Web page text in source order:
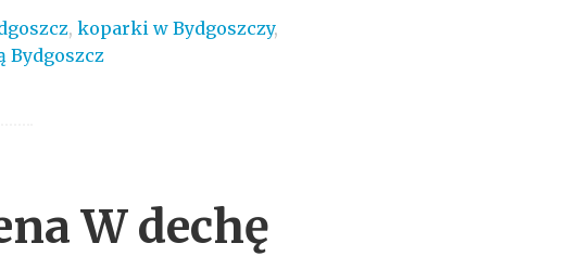
, koparki w Bydgoszczy,
Bydgoszcz
W dechę